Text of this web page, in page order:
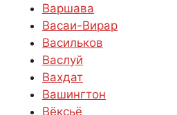
Варшава
Васаи-Вирар
Васильков
Васлуй
Вахдат
Вашингтон
Вёксьё